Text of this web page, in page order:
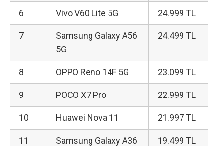
6 Vivo V60 Lite 5G 24.999 TL
7
Samsung Galaxy A56
5G
24.499 TL
8 OPPO Reno 14F 5G 23.099 TL
9 POCO X7 Pro 22.999 TL
10 Huawei Nova 11 21.997 TL
11 Samsung Galaxy A36 19.499 TL